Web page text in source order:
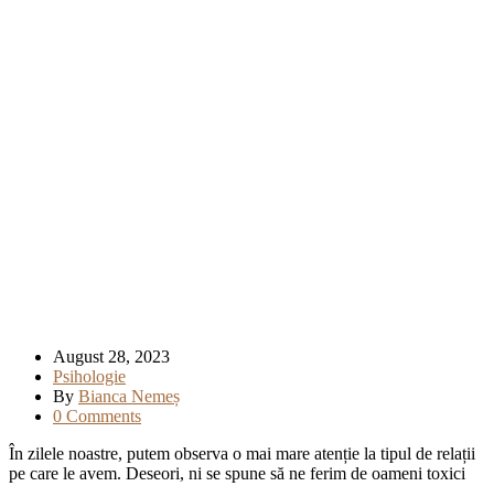
August 28, 2023
Psihologie
By Bianca Nemeș
0 Comments
În zilele noastre, putem observa o mai mare atenție la tipul de relații
pe care le avem. Deseori, ni se spune să ne ferim de oameni toxici